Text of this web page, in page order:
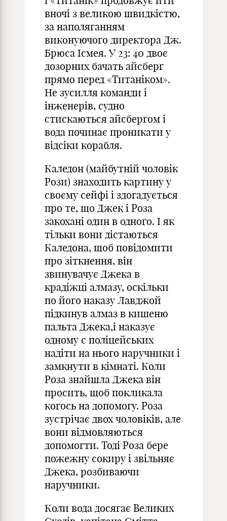
вночі з великою швидкістю,
за наполяганням
виконуючого директора Дж.
Брюса Ісмея. У 23: 40 двоє
дозорних бачать айсберг
прямо перед «Титаніком».
Не зусилля команди і
інженерів, судно
стискаються айсбергом і
вода починає проникати у
відсіки корабля.
Каледон (майбутній чоловік
Рози) знаходить картину у
своєму сейфі і здогадується
про те, що Джек і Роза
закохані один в одного. І як
тільки вони дістаються
Каледона, щоб повідомити
про зіткнення, він
звинувачує Джека в
крадіжці алмазу, оскільки
по його наказу Лавджой
підкинув алмаз в кишеню
пальта Джека,і наказує
одному с поліцейських
надіти на нього наручники і
замкнути в кімнаті. Коли
Роза знайшла Джека він
просить, щоб покликала
когось на допомогу. Роза
зустрічає двох чоловіків, але
вони відмовляються
допомогти. Тоді Роза бере
пожежну сокиру і звільняє
Джека, розбиваючи
наручники.
Коли вода досягає Великих